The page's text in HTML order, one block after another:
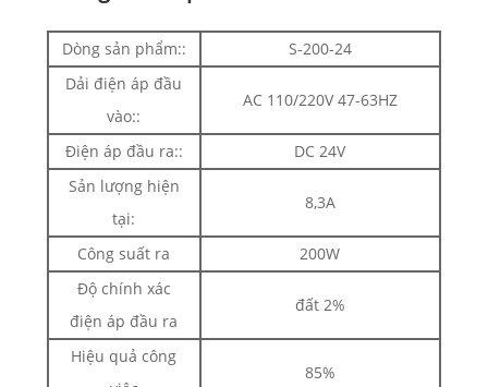
Dòng sản phẩm::
S-200-24
Dải điện áp đầu
vào::
AC 110/220V 47-63HZ
Điện áp đầu ra::
DC 24V
Sản lượng hiện
tại:
8,3A
Công suất ra
200W
Độ chính xác
điện áp đầu ra
đất 2%
Hiệu quả công
85%